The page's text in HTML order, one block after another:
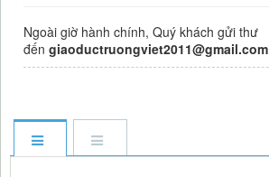
Ngoài giờ hành chính, Quý khách gửi thư
đến giaoductruongviet2011@gmail.com